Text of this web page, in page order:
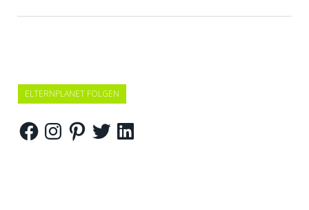
ELTERNPLANET FOLGEN
FacebookInstagramPinterestTwitterLinkedIn